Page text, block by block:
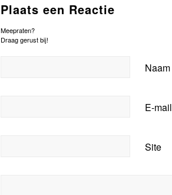
Plaats een Reactie
Meepraten?
Draag gerust bij!
Naam
E-mail
Site